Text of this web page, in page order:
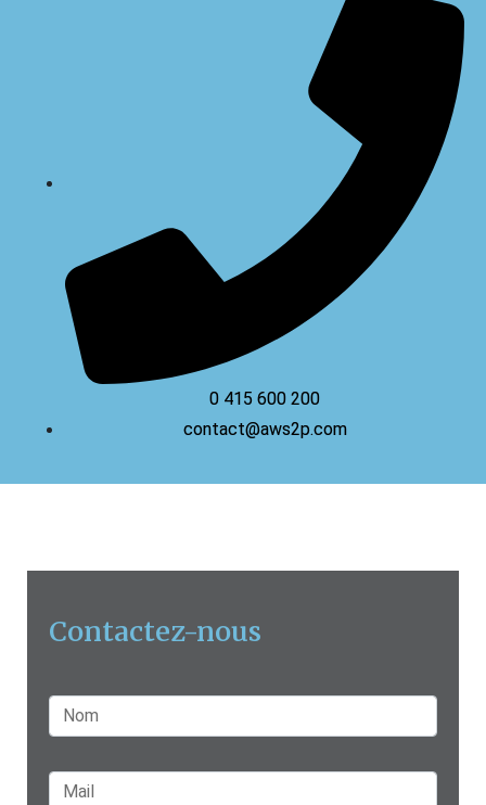
0 415 600 200
contact@aws2p.com
Contactez-nous